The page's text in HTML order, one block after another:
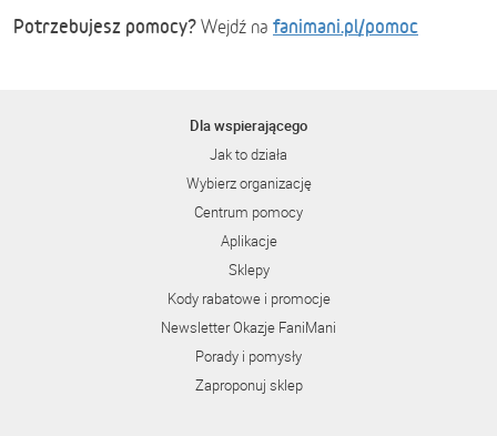
Potrzebujesz pomocy? Wejdź na fanimani.pl/pomoc
Dla wspierającego
Jak to działa
Wybierz organizację
Centrum pomocy
Aplikacje
Sklepy
Kody rabatowe i promocje
Newsletter Okazje FaniMani
Porady i pomysły
Zaproponuj sklep